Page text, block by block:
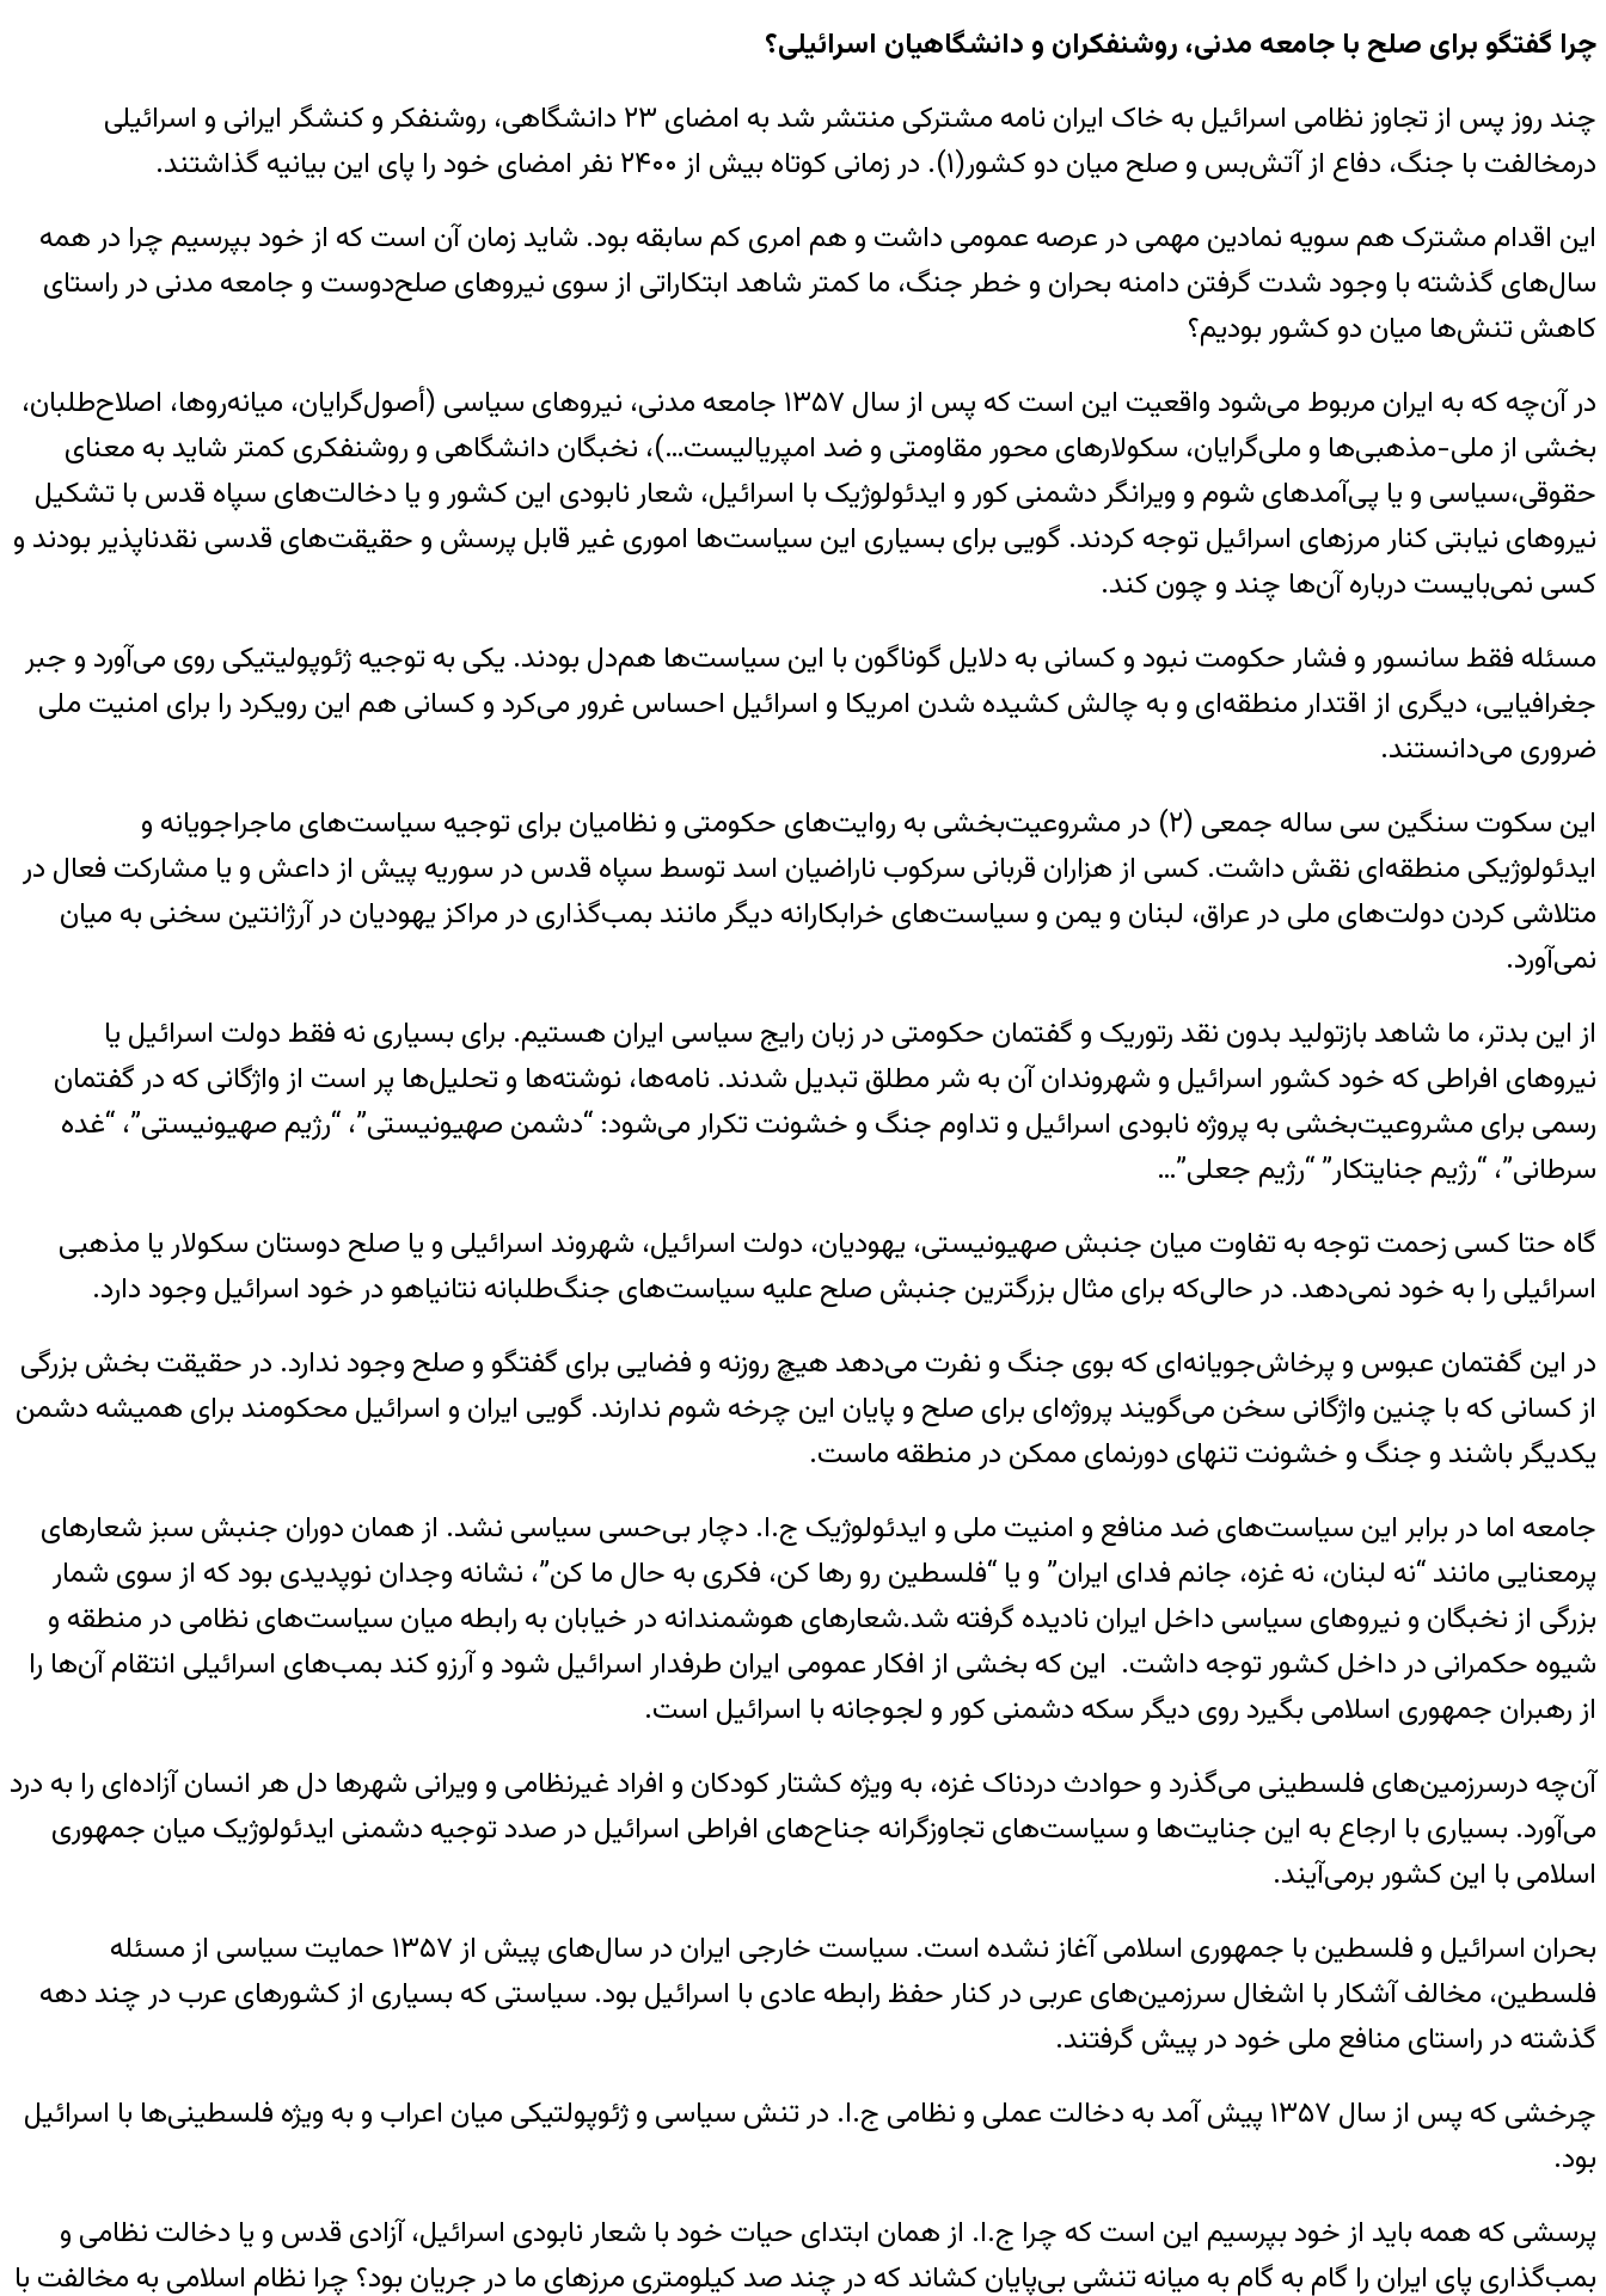
چرا گفتگو برای صلح با جامعه مدنی، روشنفکران و دانشگاهیان اسرائیلی؟
چند روز پس از تجاوز نظامی اسرائیل به خاک ایران نامه مشترکی منتشر شد به امضای ۲۳ دانشگاهی، روشنفکر و کنشگر ایرانی و اسرائیلی
درمخالفت با جنگ، دفاع از آتش‌بس و صلح میان دو کشور(۱). در زمانی کوتاه بیش از ۲۴۰۰ نفر امضای خود را پای این بیانیه گذاشتند.
این اقدام مشترک هم سویه نمادین مهمی در عرصه عمومی داشت و هم امری کم سابقه بود. شاید زمان آن است که از خود بپرسیم چرا در همه
سال‌های گذشته با وجود شدت گرفتن دامنه بحران و خطر جنگ، ما کمتر شاهد ابتکاراتی از سوی نیروهای صلح‌دوست و جامعه مدنی در راستای
کاهش تنش‌ها میان دو کشور بودیم؟
در آن‌چه که به ایران مربوط می‌شود واقعیت این است که پس از سال ۱۳۵۷ جامعه مدنی، نیروهای سیاسی (أصول‌گرایان، میانه‌روها، اصلاح‌طلبان،
بخشی از ملی-مذهبی‌ها و ملی‌گرایان، سکولارهای محور مقاومتی و ضد امپریالیست…)، نخبگان دانشگاهی و روشنفکری کمتر شاید به معنای
حقوقی،سیاسی و یا پی‌آمدهای شوم و ویرانگر دشمنی کور و ایدئولوژیک با اسرائیل، شعار نابودی این کشور و یا دخالت‌های سپاه قدس با تشکیل
نیروهای نیابتی کنار مرزهای اسرائیل توجه کردند. گویی برای بسیاری این سیاست‌ها اموری غیر قابل پرسش و حقیقت‌های قدسی نقدناپذیر بودند و
کسی نمی‌بایست درباره آن‌ها چند و چون کند.
مسئله فقط سانسور و فشار حکومت نبود و کسانی به دلایل گوناگون با این سیاست‌ها هم‌دل بودند. یکی به توجیه ژئوپولیتیکی روی می‌آورد و جبر
جغرافیایی، دیگری از اقتدار منطقه‌ای و به چالش کشیده شدن امریکا و اسرائیل احساس غرور می‌کرد و کسانی هم این رویکرد را برای امنیت ملی
ضروری می‌دانستند.
این سکوت سنگین سی ساله جمعی (۲) در مشروعیت‌بخشی به روایت‌های حکومتی و نظامیان برای توجیه سیاست‌های ماجراجویانه و
ایدئولوژیکی منطقه‌ای نقش داشت. کسی از هزاران قربانی سرکوب ناراضیان اسد توسط سپاه قدس در سوریه پیش از داعش و یا مشارکت فعال در
متلاشی کردن دولت‌های ملی در عراق، لبنان و یمن و سیاست‌های خرابکارانه دیگر مانند بمب‌گذاری در مراکز یهودیان در آرژانتین سخنی به میان
نمی‌آورد.
از این بدتر، ما شاهد بازتولید بدون نقد رتوریک و گفتمان حکومتی در زبان رایج سیاسی ایران هستیم. برای بسیاری نه فقط دولت اسرائیل یا
نیروهای افراطی که خود کشور اسرائیل و شهروندان آن به شر مطلق تبدیل شدند. نامه‌ها، نوشته‌ها و تحلیل‌ها پر است از واژگانی که در گفتمان
رسمی برای مشروعیت‌بخشی به پروژه نابودی اسرائیل و تداوم جنگ و خشونت تکرار می‌شود: “دشمن صهیونیستی”، “رژیم صهیونیستی”، “غده
سرطانی”، “رژیم جنایتکار” “رژیم جعلی”…
گاه حتا کسی زحمت توجه به تفاوت میان جنبش صهیونیستی، یهودیان، دولت اسرائیل، شهروند اسرائیلی و یا صلح دوستان سکولار یا مذهبی
اسرائیلی را به خود نمی‌دهد. در حالی‌که برای مثال بزرگترین جنبش صلح علیه سیاست‌های جنگ‌طلبانه نتانیاهو در خود اسرائیل وجود دارد.
در این گفتمان عبوس و پرخاش‌جویانه‌ای که بوی جنگ و نفرت می‌دهد هیچ روزنه و فضایی برای گفتگو و صلح وجود ندارد. در حقیقت بخش بزرگی
از کسانی که با چنین واژگانی سخن می‌گویند پروژه‌ای برای صلح و پایان این چرخه شوم ندارند. گویی ایران و اسرائیل محکومند برای همیشه دشمن
یکدیگر باشند و جنگ و خشونت تنهای دورنمای ممکن در منطقه ماست.
جامعه اما در برابر این سیاست‌های ضد منافع و امنیت ملی و ایدئولوژیک ج.ا. دچار بی‌حسی سیاسی نشد. از همان دوران جنبش سبز شعارهای
پرمعنایی مانند “نه لبنان، نه غزه، جانم فدای ایران” و یا “فلسطین رو رها کن، فکری به حال ما کن”، نشانه وجدان نوپدیدی بود که از سوی شمار
بزرگی از نخبگان و نیروهای سیاسی داخل ایران نادیده گرفته شد.شعارهای هوشمندانه در خیابان به رابطه میان سیاست‌های نظامی در منطقه و
شیوه حکمرانی در داخل کشور توجه داشت. این که بخشی از افکار عمومی ایران طرفدار اسرائیل شود و آرزو کند بمب‌های اسرائیلی انتقام آن‌ها را
از رهبران جمهوری اسلامی بگیرد روی دیگر سکه دشمنی کور و لجوجانه با اسرائیل است.
آن‌چه درسرزمین‌های فلسطینی می‌گذرد و حوادث دردناک غزه، به ویژه کشتار کودکان و افراد غیرنظامی و ویرانی شهرها دل هر انسان آزاده‌ای را به درد
می‌آورد. بسیاری با ارجاع به این جنایت‌ها و سیاست‌های تجاوزگرانه جناح‌های افراطی اسرائیل در صدد توجیه دشمنی ایدئولوژیک میان جمهوری
اسلامی با این کشور برمی‌آیند.
بحران اسرائیل و فلسطین با جمهوری اسلامی آغاز نشده است. سیاست خارجی ایران در سال‌های پیش از ۱۳۵۷ حمایت سیاسی از مسئله
فلسطین، مخالف آشکار با اشغال سرزمین‌های عربی در کنار حفظ رابطه عادی با اسرائیل بود. سیاستی که بسیاری از کشورهای عرب در چند دهه
گذشته در راستای منافع ملی خود در پیش گرفتند.
چرخشی که پس از سال ۱۳۵۷ پیش آمد به دخالت عملی و نظامی ج.ا. در تنش سیاسی و ژئوپولتیکی میان اعراب و به ویژه فلسطینی‌ها با اسرائیل
بود.
پرسشی که همه باید از خود بپرسیم این است که چرا ج.ا. از همان ابتدای حیات خود با شعار نابودی اسرائیل، آزادی قدس و یا دخالت نظامی و
بمب‌گذاری پای ایران را گام به گام به میانه تنشی بی‌پایان کشاند که در چند صد کیلومتری مرزهای ما در جریان بود؟ چرا نظام اسلامی به مخالفت با